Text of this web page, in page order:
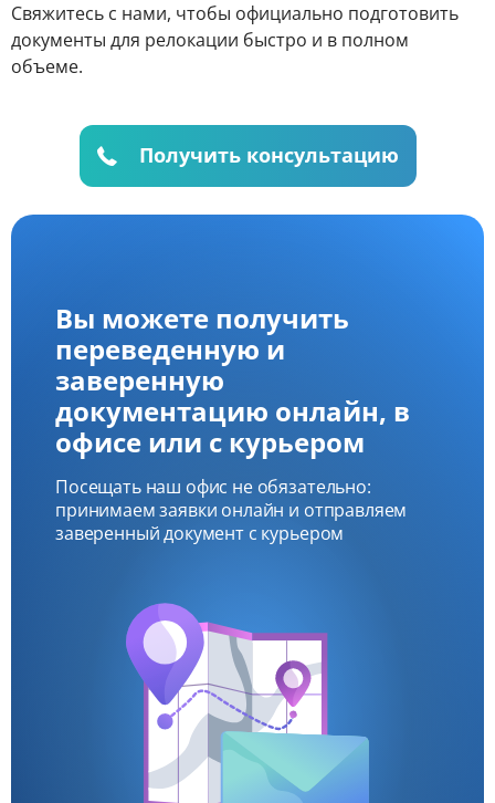
Свяжитесь с нами, чтобы официально подготовить
документы для релокации быстро и в полном
объеме.
Получить консультацию
Вы можете получить
переведенную и
заверенную
документацию онлайн, в
офисе или с курьером
Посещать наш офис не обязательно:
принимаем заявки онлайн и отправляем
заверенный документ с курьером